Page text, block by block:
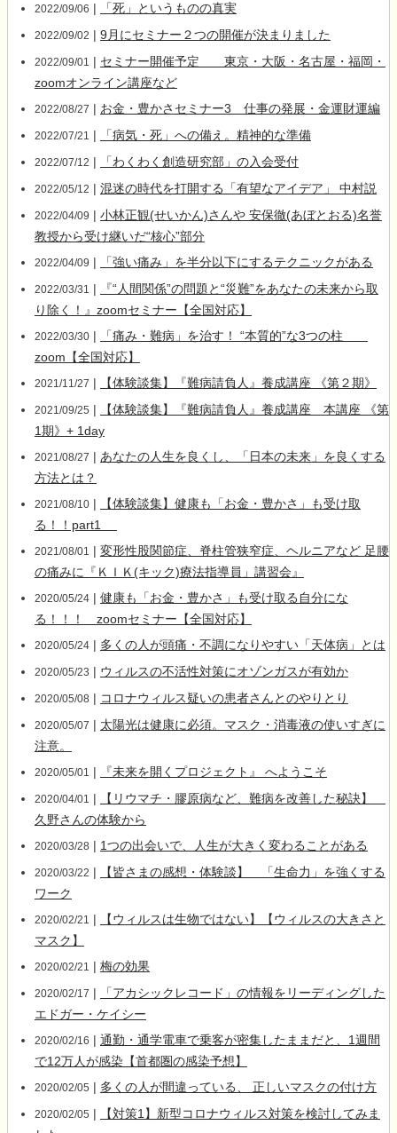
2022/09/06 | 「死」というものの真実
2022/09/02 | 9月にセミナー２つの開催が決まりました
2022/09/01 | セミナー開催予定 東京・大阪・名古屋・福岡・
zoomオンライン講座など
2022/08/27 | お金・豊かさセミナー3 仕事の発展・金運財運編
2022/07/21 | 「病気・死」への備え。精神的な準備
2022/07/12 | 「わくわく創造研究部」の入会受付
2022/05/12 | 混迷の時代を打開する「有望なアイデア」 中村説
2022/04/09 | 小林正観(せいかん)さんや 安保徹(あぼとおる)名誉
教授から受け継いだ“核心”部分
2022/04/09 | 「強い痛み」を半分以下にするテクニックがある
2022/03/31 |
『“人間関係”の問題と“災難”をあなたの未来から取
り除く！』zoomセミナー【全国対応】
2022/03/30|
「痛み・難病」を治す！ “本質的”な3つの柱
zoom【全国対応】
2021/11/27 | 【体験談集】『難病請負人』養成講座 《第２期》
2021/09/25 |
【体験談集】『難病請負人』養成講座 本講座 《第
1期》+ 1day
2021/08/27 | あなたの人生を良くし、「日本の未来」を良くする
方法とは？
2021/08/10|
【体験談集】健康も「お金・豊かさ」も受け取
る！！part1
2021/08/01 | 変形性股関節症、脊柱管狭窄症、ヘルニアなど 足腰
の痛みに『ＫＩＫ(キック)療法指導員」講習会』
2020/05/24| 健康も「お金・豊かさ」も受け取る自分にな
る！！！ zoomセミナー【全国対応】
2020/05/24| 多くの人が頭痛・不調になりやすい「天体病」とは
2020/05/23 | ウィルスの不活性対策にオゾンガスが有効か
2020/05/08 | コロナウィルス疑いの患者さんとのやりとり
2020/05/07 | 太陽光は健康に必須。マスク・消毒液の使いすぎに
注意。
2020/05/01 | 『未来を開くプロジェクト』 へようこそ
2020/04/01 |
【リウマチ・膠原病など、難病を改善した秘訣】
久野さんの体験から
2020/03/28 | 1つの出会いで、人生が大きく変わることがある
2020/03/22 |
【皆さまの感想・体験談】 「生命力」を強くする
ワーク
2020/02/21 |
【ウィルスは生物ではない】【ウィルスの大きさと
マスク】
2020/02/21 | 梅の効果
2020/02/17 |
「アカシックレコード」の情報をリーディングした
エドガー・ケイシー
2020/02/16 | 通勤・通学電車で乗客が密集したままだと、1週間
で12万人が感染【首都圏の感染予想】
2020/02/05 | 多くの人が間違っている、 正しいマスクの付け方
2020/02/05 |
【対策1】新型コロナウィルス対策を検討してみま